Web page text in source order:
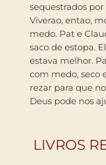
sequestrados
Viverao, entao,
medo. Pat e
saco de estopa.
estava melhor.
com medo, seco
rezar para que
Deus pode nos
LIVROS